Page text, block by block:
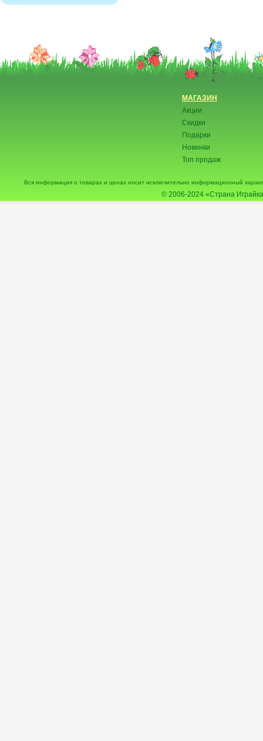
МАГАЗИН
Акции
Скидки
Подарки
Новинки
Топ продаж
Вся информация о товарах и ценах носит исключительно информационный
© 2006-2024 «Страна